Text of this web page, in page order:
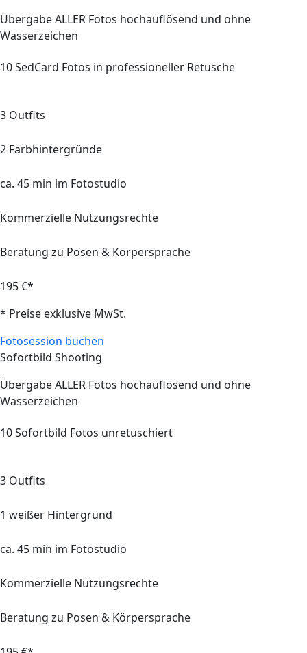
ÜbergabeALLER Fotos hochauflösend und ohne
Wasserzeichen
10 SedCard Fotos in professioneller Retusche
3 Outfits
2 Farbhintergründe
ca. 45 min im Fotostudio
Kommerzielle Nutzungsrechte
Beratung zu Posen & Körpersprache
195 €*
* Preise exklusive MwSt.
Fotosession buchen
Sofortbild Shooting
ÜbergabeALLER Fotos hochauflösend und ohne
Wasserzeichen
10 Sofortbild Fotos unretuschiert
3 Outfits
1 weißer Hintergrund
ca. 45 min im Fotostudio
Kommerzielle Nutzungsrechte
Beratung zu Posen & Körpersprache